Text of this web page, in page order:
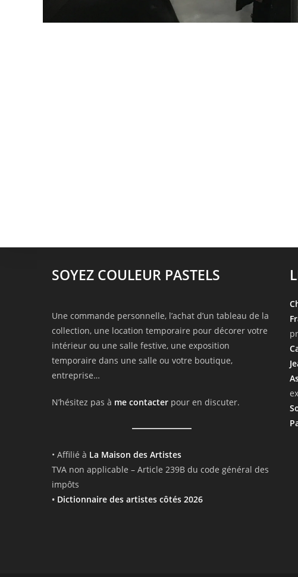
SOYEZ COULEUR PASTELS
Une commande personnelle, l’achat d’un tableau de la
collection, une location temporaire pour décorer votre
intérieur ou une salle festive, une exposition
temporaire dans une salle ou votre boutique,
entreprise…
N’hésitez pas à me contacter pour en discuter.
• Affilié à La Maison des Artistes
TVA non applicable – Article 239B du code général des
impôts
• Dictionnaire des artistes côtés 2026